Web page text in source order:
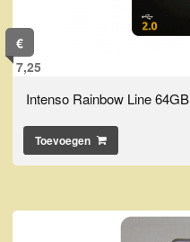
€
7,25
Intenso Rainbow Line 64GB
Toevoegen